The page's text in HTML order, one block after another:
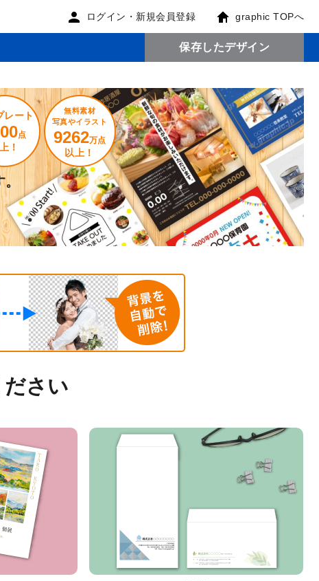
ログイン・新規会員登録 graphic TOPへ
保存したデザイン
レート
点
！
無料素材
写真やイラスト
9262万点
以上！
さい